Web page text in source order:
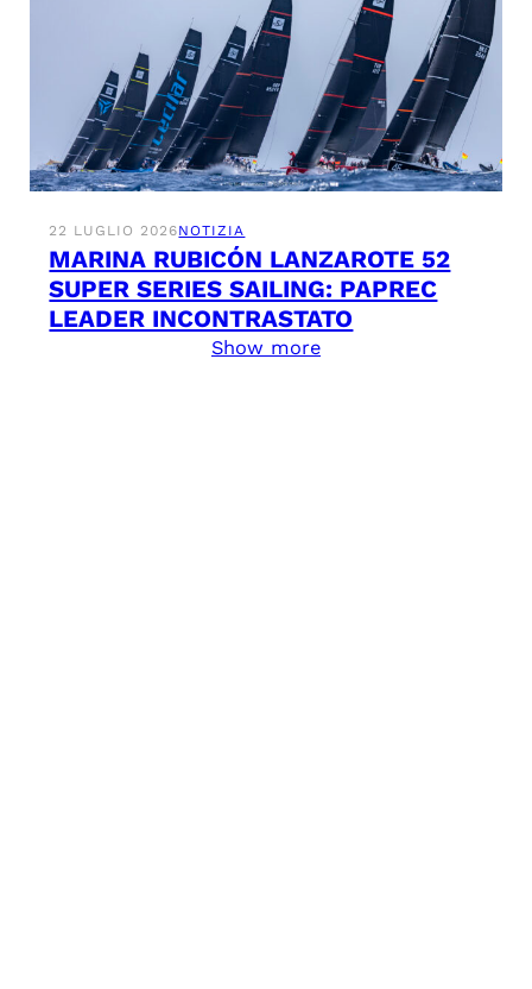
22 LUGLIO 2026NOTIZIA
MARINA RUBICÓN LANZAROTE 52
SUPER SERIES SAILING: PAPREC
LEADER INCONTRASTATO
Show more